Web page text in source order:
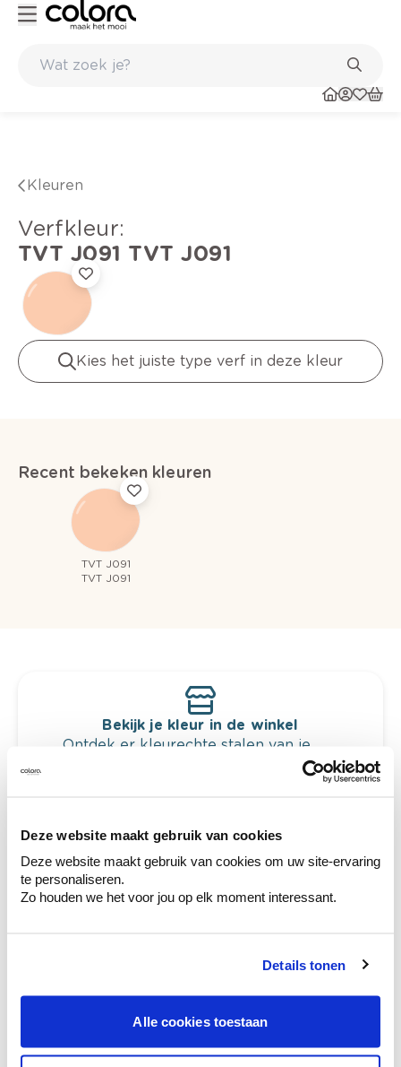
Deze website maakt gebruik van cookies
Deze website maakt gebruik van cookies om uw site-ervaring
te personaliseren.
Zo houden we het voor jou op elk moment interessant.
Details tonen
Alle cookies toestaan
Kleuren
verfkleur:
TVT J091 TVT J091
Kies het juiste type verf in deze kleur
Recent bekeken kleuren
TVT J091
TVT J091
Bekijk je kleur in de winkel
Ontdek er kleurechte stalen van je
Krijg persoonlijk advies om kleuren te
combineren.
Kleuradvies aan huis
en je meubels.